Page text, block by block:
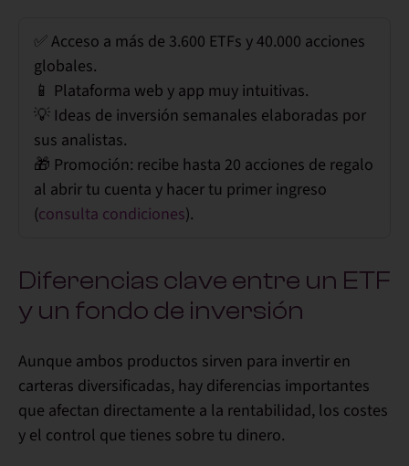
✅ Acceso a más de 3.600 ETFs y 40.000 acciones
globales.
📱 Plataforma web y app muy intuitivas.
💡 Ideas de inversión semanales elaboradas por
sus analistas.
🎁 Promoción: recibe hasta 20 acciones de regalo
al abrir tu cuenta y hacer tu primer ingreso
(consulta condiciones).
Diferencias clave entre un ETF
y un fondo de inversión
Aunque ambos productos sirven para invertir en
carteras diversificadas, hay diferencias importantes
que afectan directamente a la rentabilidad, los costes
y el control que tienes sobre tu dinero.